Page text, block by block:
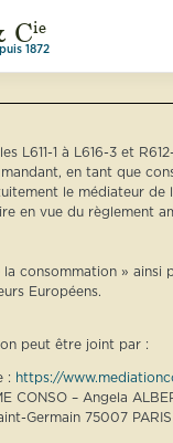
Cie
1872
L611-1 à L616-3 et
en tant que
le médiateur de
en vue du règlement
la consommation » ainsi
Européens.
peut être joint par :
: https://
CONSO – Angela
Germain 75007 PARIS